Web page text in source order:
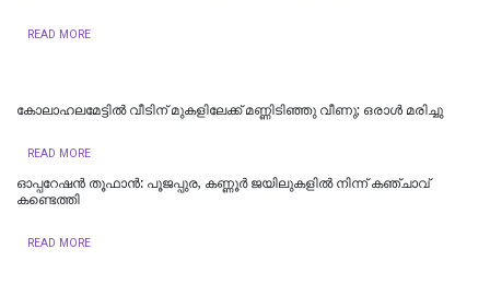
READ MORE
കോലാഹലമേട്ടിൽ വീടിന് മുകളിലേക്ക് മണ്ണിടിഞ്ഞു വീണു; ഒരാൾ മരിച്ചു
READ MORE
ഓപ്പറേഷൻ തൂഫാൻ: പൂജപ്പുര, കണ്ണൂർ ജയിലുകളിൽ നിന്ന് കഞ്ചാവ്
കണ്ടെത്തി
READ MORE